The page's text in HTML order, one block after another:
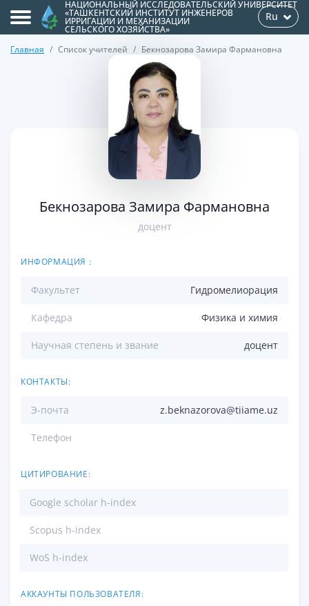
НАЦИОНАЛЬНЫЙ ИССЛЕДОВАТЕЛЬСКИЙ УНИВЕРСИТЕТ
«ТАШКЕНТСКИЙ ИНСТИТУТ ИНЖЕНЕРОВ
ИРРИГАЦИИ И МЕХАНИЗАЦИИ
СЕЛЬСКОГО ХОЗЯЙСТВА»
Ru
Главная Список учителей Бекнoзарова Замира Фармановна
Бекнoзарова Замира Фармановна
доцент
ИНФОРМАЦИЯ :
Факультет Гидромелиорация
Кафедра Физика и химия
Научная степень и звание доцент
КОНТАКТЫ:
Э-почта z.beknazorova@tiiame.uz
Телефон
ЦИТИРОВАНИЕ:
Google scholar h-index
Scopus h-index
WoS h-index
АККАУНТЫ ПОЛЬЗОВАТЕЛЯ: